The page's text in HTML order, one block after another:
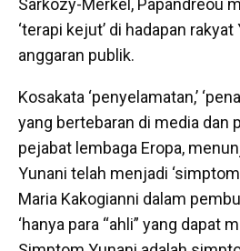
Sarkozy-Merkel, Papandreou
‘terapi kejut’ di hadapan
anggaran publik.
Kosakata ‘penyelamatan,’
yang bertebaran di media dan
pejabat lembaga Eropa,
Yunani telah menjadi
Maria Kakogianni dalam
‘hanya para “ahli” yang dapat